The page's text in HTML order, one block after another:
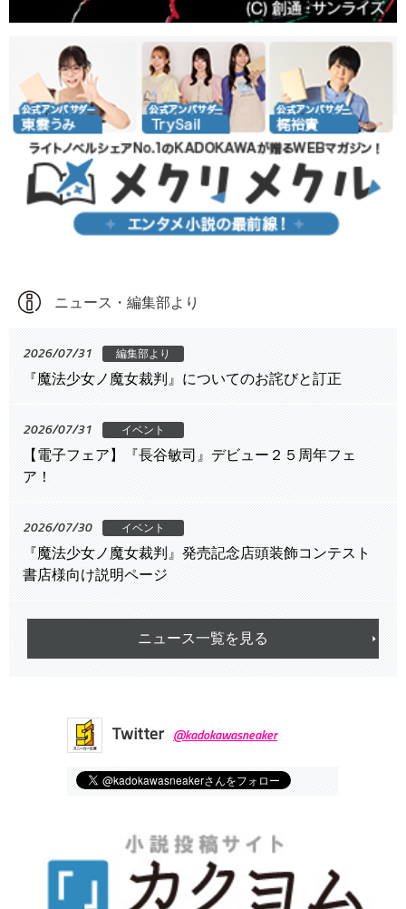
ニュース・編集部より
2026/07/31 編集部より
『魔法少女ノ魔女裁判』についてのお詫びと訂正
2026/07/31 イベント
【電子フェア】『長谷敏司』デビュー２５周年フェ
ア！
2026/07/30 イベント
『魔法少女ノ魔女裁判』発売記念店頭装飾コンテスト
書店様向け説明ページ
ニュース一覧を見る
Twitter @kadokawasneaker